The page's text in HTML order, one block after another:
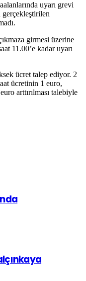
uyarı grevi
gerçekleştirilen
girmesi üzerine
11.00’e kadar uyarı
ücret talep ediyor. 2
ücretinin 1 euro,
arttırılması talebiyle